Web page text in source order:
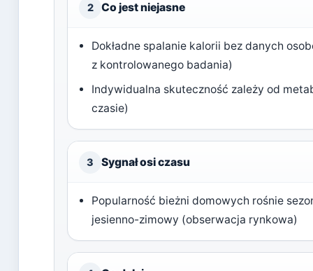
2 Co jest niejasne
Dokładne spalanie kalorii bez danych
z kontrolowanego badania)
Indywidualna skuteczność zależy od
czasie)
3 Sygnał osi czasu
Popularność bieżni domowych rośnie
jesienno-zimowy (obserwacja rynkowa)